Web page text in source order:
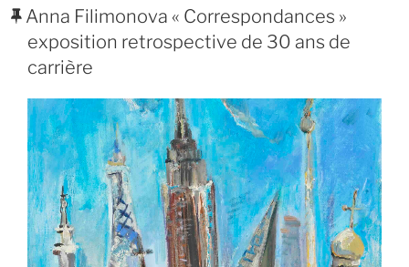
LE
Anna Filimonova « Correspondances »
exposition retrospective de 30 ans de
carrière